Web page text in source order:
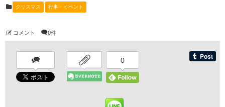
クリスマス 行事・イベント
コメント 0件
0